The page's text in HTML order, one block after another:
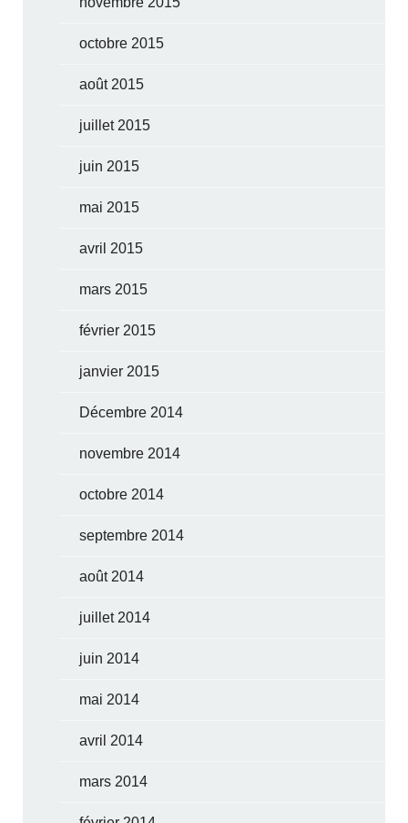
octobre 2015
août 2015
juillet 2015
juin 2015
mai 2015
avril 2015
mars 2015
février 2015
janvier 2015
Décembre 2014
novembre 2014
octobre 2014
septembre 2014
août 2014
juillet 2014
juin 2014
mai 2014
avril 2014
mars 2014